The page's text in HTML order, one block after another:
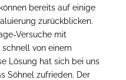
bereits auf einige
zurückblicken.
Versuche mit
von einem
Lösung hat sich bei uns
Söhnel zufrieden. Der